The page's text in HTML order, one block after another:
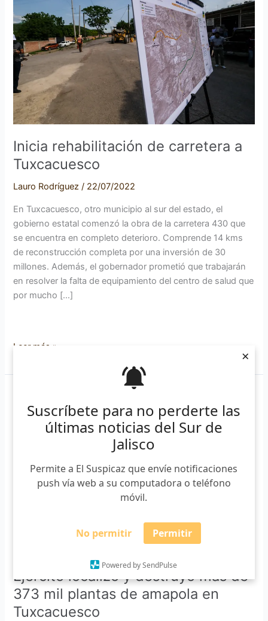
Suscríbete para no perderte las
últimas noticias del Sur de
Jalisco
Permite a El Suspicaz que envíe notificaciones
push vía web a su computadora o teléfono
móvil.
No permitir Permitir
Powered by SendPulse
×
Inicia rehabilitación de carretera a
Tuxcacuesco
Lauro Rodríguez/ 22/07/2022
En Tuxcacuesco, otro municipio al sur del estado, el
gobierno estatal comenzó la obra de la carretera 430 que
se encuentra en completo deterioro. Comprende 14 kms
de reconstrucción completa por una inversión de 30
millones. Además, el gobernador prometió que trabajarán
en resolver la falta de equipamiento del centro de salud que
por mucho […]
carretera
a
Tuxcacuesco
Leer más »
Ejército localizó y destruyó más de
373 mil plantas de amapola en
Tuxcacuesco
localizó